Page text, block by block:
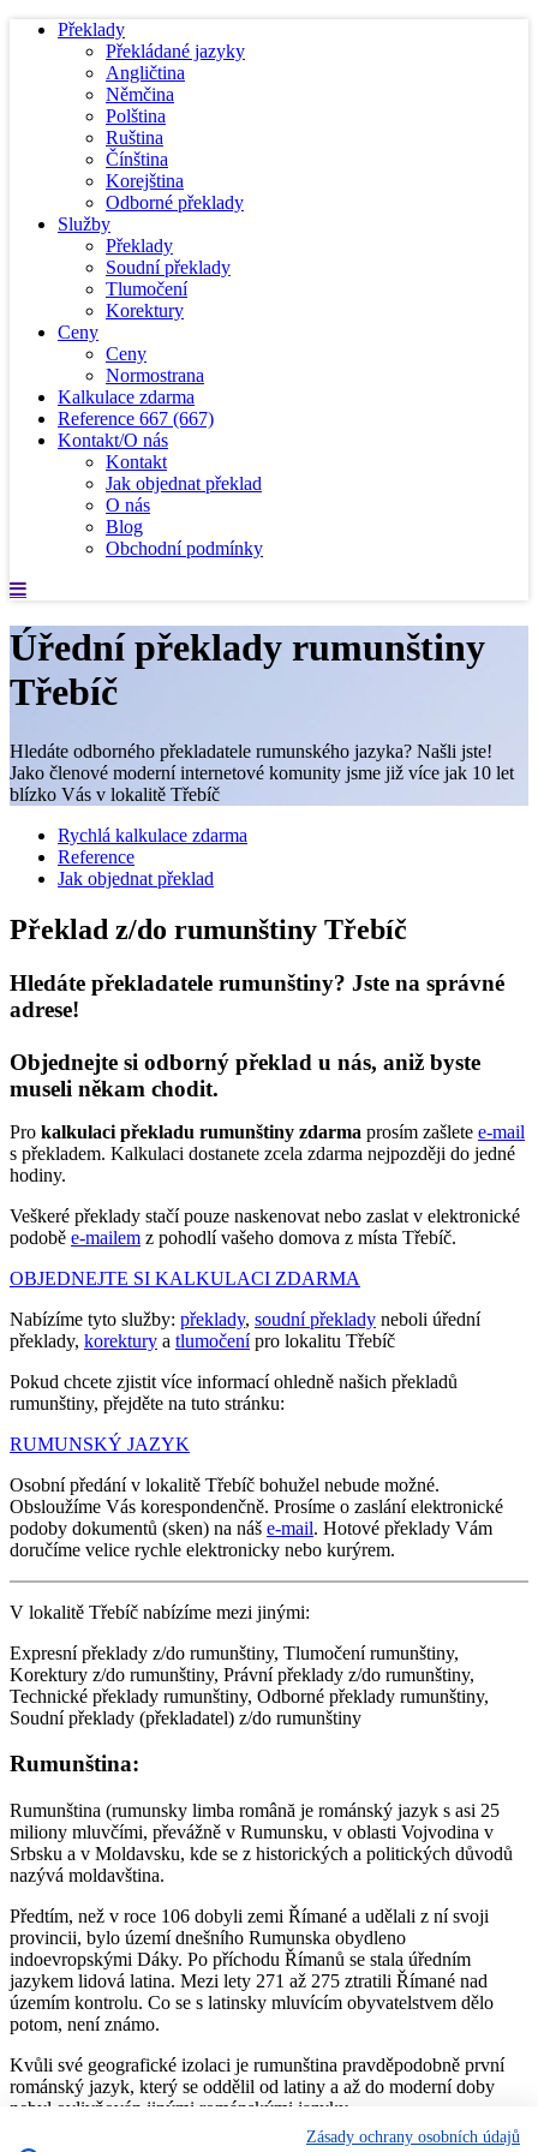
Překlady
Překládané jazyky
Angličtina
Němčina
Polština
Ruština
Čínština
Korejština
Odborné překlady
Služby
Překlady
Soudní překlady
Tlumočení
Korektury
Ceny
Ceny
Normostrana
Kalkulace zdarma
Reference 667 (667)
Kontakt/O nás
Kontakt
Jak objednat překlad
O nás
Blog
Obchodní podmínky
Úřední překlady rumunštiny
Třebíč
Hledáte odborného překladatele rumunského jazyka? Našli jste!
Jako členové moderní internetové komunity jsme již více jak 10 let
blízko Vás v lokalitě Třebíč
Rychlá kalkulace zdarma
Reference
Jak objednat překlad
Překlad z/do rumunštiny Třebíč
Hledáte překladatele rumunštiny? Jste na správné
adrese!
Objednejte si odborný překlad u nás, aniž byste
museli někam chodit.
Pro kalkulaci překladu rumunštiny zdarma prosím zašlete e-mail
s překladem. Kalkulaci dostanete zcela zdarma nejpozději do jedné
hodiny.
Veškeré překlady stačí pouze naskenovat nebo zaslat v elektronické
podobě e-mailem z pohodlí vašeho domova z místa Třebíč.
OBJEDNEJTE SI KALKULACI ZDARMA
Nabízíme tyto služby: překlady, soudní překlady neboli úřední
překlady, korektury a tlumočenípro lokalitu Třebíč
Pokud chcete zjistit více informací ohledně našich překladů
rumunštiny, přejděte na tuto stránku:
RUMUNSKÝ JAZYK
Osobní předání v lokalitě Třebíč bohužel nebude možné.
Obsloužíme Vás korespondenčně. Prosíme o zaslání elektronické
podoby dokumentů (sken) na náš e-mail. Hotové překlady Vám
doručíme velice rychle elektronicky nebo kurýrem.
V lokalitě Třebíč nabízíme mezi jinými:
Expresní překlady z/do rumunštiny, Tlumočení rumunštiny,
Korektury z/do rumunštiny, Právní překlady z/do rumunštiny,
Technické překlady rumunštiny, Odborné překlady rumunštiny,
Soudní překlady (překladatel) z/do rumunštiny
Rumunština:
Rumunština (rumunsky limba română je románský jazyk s asi 25
miliony mluvčími, převážně v Rumunsku, v oblasti Vojvodina v
Srbsku a v Moldavsku, kde se z historických a politických důvodů
nazývá moldavština.
Předtím, než v roce 106 dobyli zemi Římané a udělali z ní svoji
provincii, bylo území dnešního Rumunska obydleno
indoevropskými Dáky. Po příchodu Římanů se stala úředním
jazykem lidová latina. Mezi lety 271 až 275 ztratili Římané nad
územím kontrolu. Co se s latinsky mluvícím obyvatelstvem dělo
potom, není známo.
Kvůli své geografické izolaci je rumunština pravděpodobně první
románský jazyk, který se oddělil od latiny a až do moderní doby
nebyl ovlivňován jinými románskými jazyky.
Zásady ochrany osobních údajů